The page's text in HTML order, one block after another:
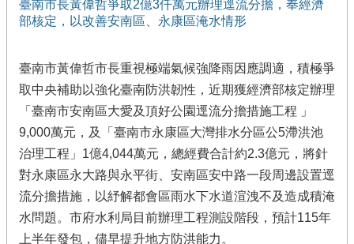
臺南市長黃偉哲爭取2億3仟萬元辦理逕流分擔，奉經濟
部核定，以改善安南區、永康區淹水情形
臺南市黃偉哲市長重視極端氣候強降雨因應調適，積極爭
取中央補助以強化臺南防洪韌性，近期獲經濟部核定辦理
「臺南市安南區大愛及頂好公園逕流分擔措施工程 」
9,000萬元，及「臺南市永康區大灣排水分區公5滯洪池
治理工程」1億4,044萬元，總經費合計約2.3億元，將針
對永康區永大路與永平街、安南區安中路一段周邊設置逕
流分擔措施，以紓解都會區雨水下水道渲洩不及造成積淹
水問題。市府水利局目前辦理工程測設階段，預計115年
上半年發包，儘早提升地方防洪能力。